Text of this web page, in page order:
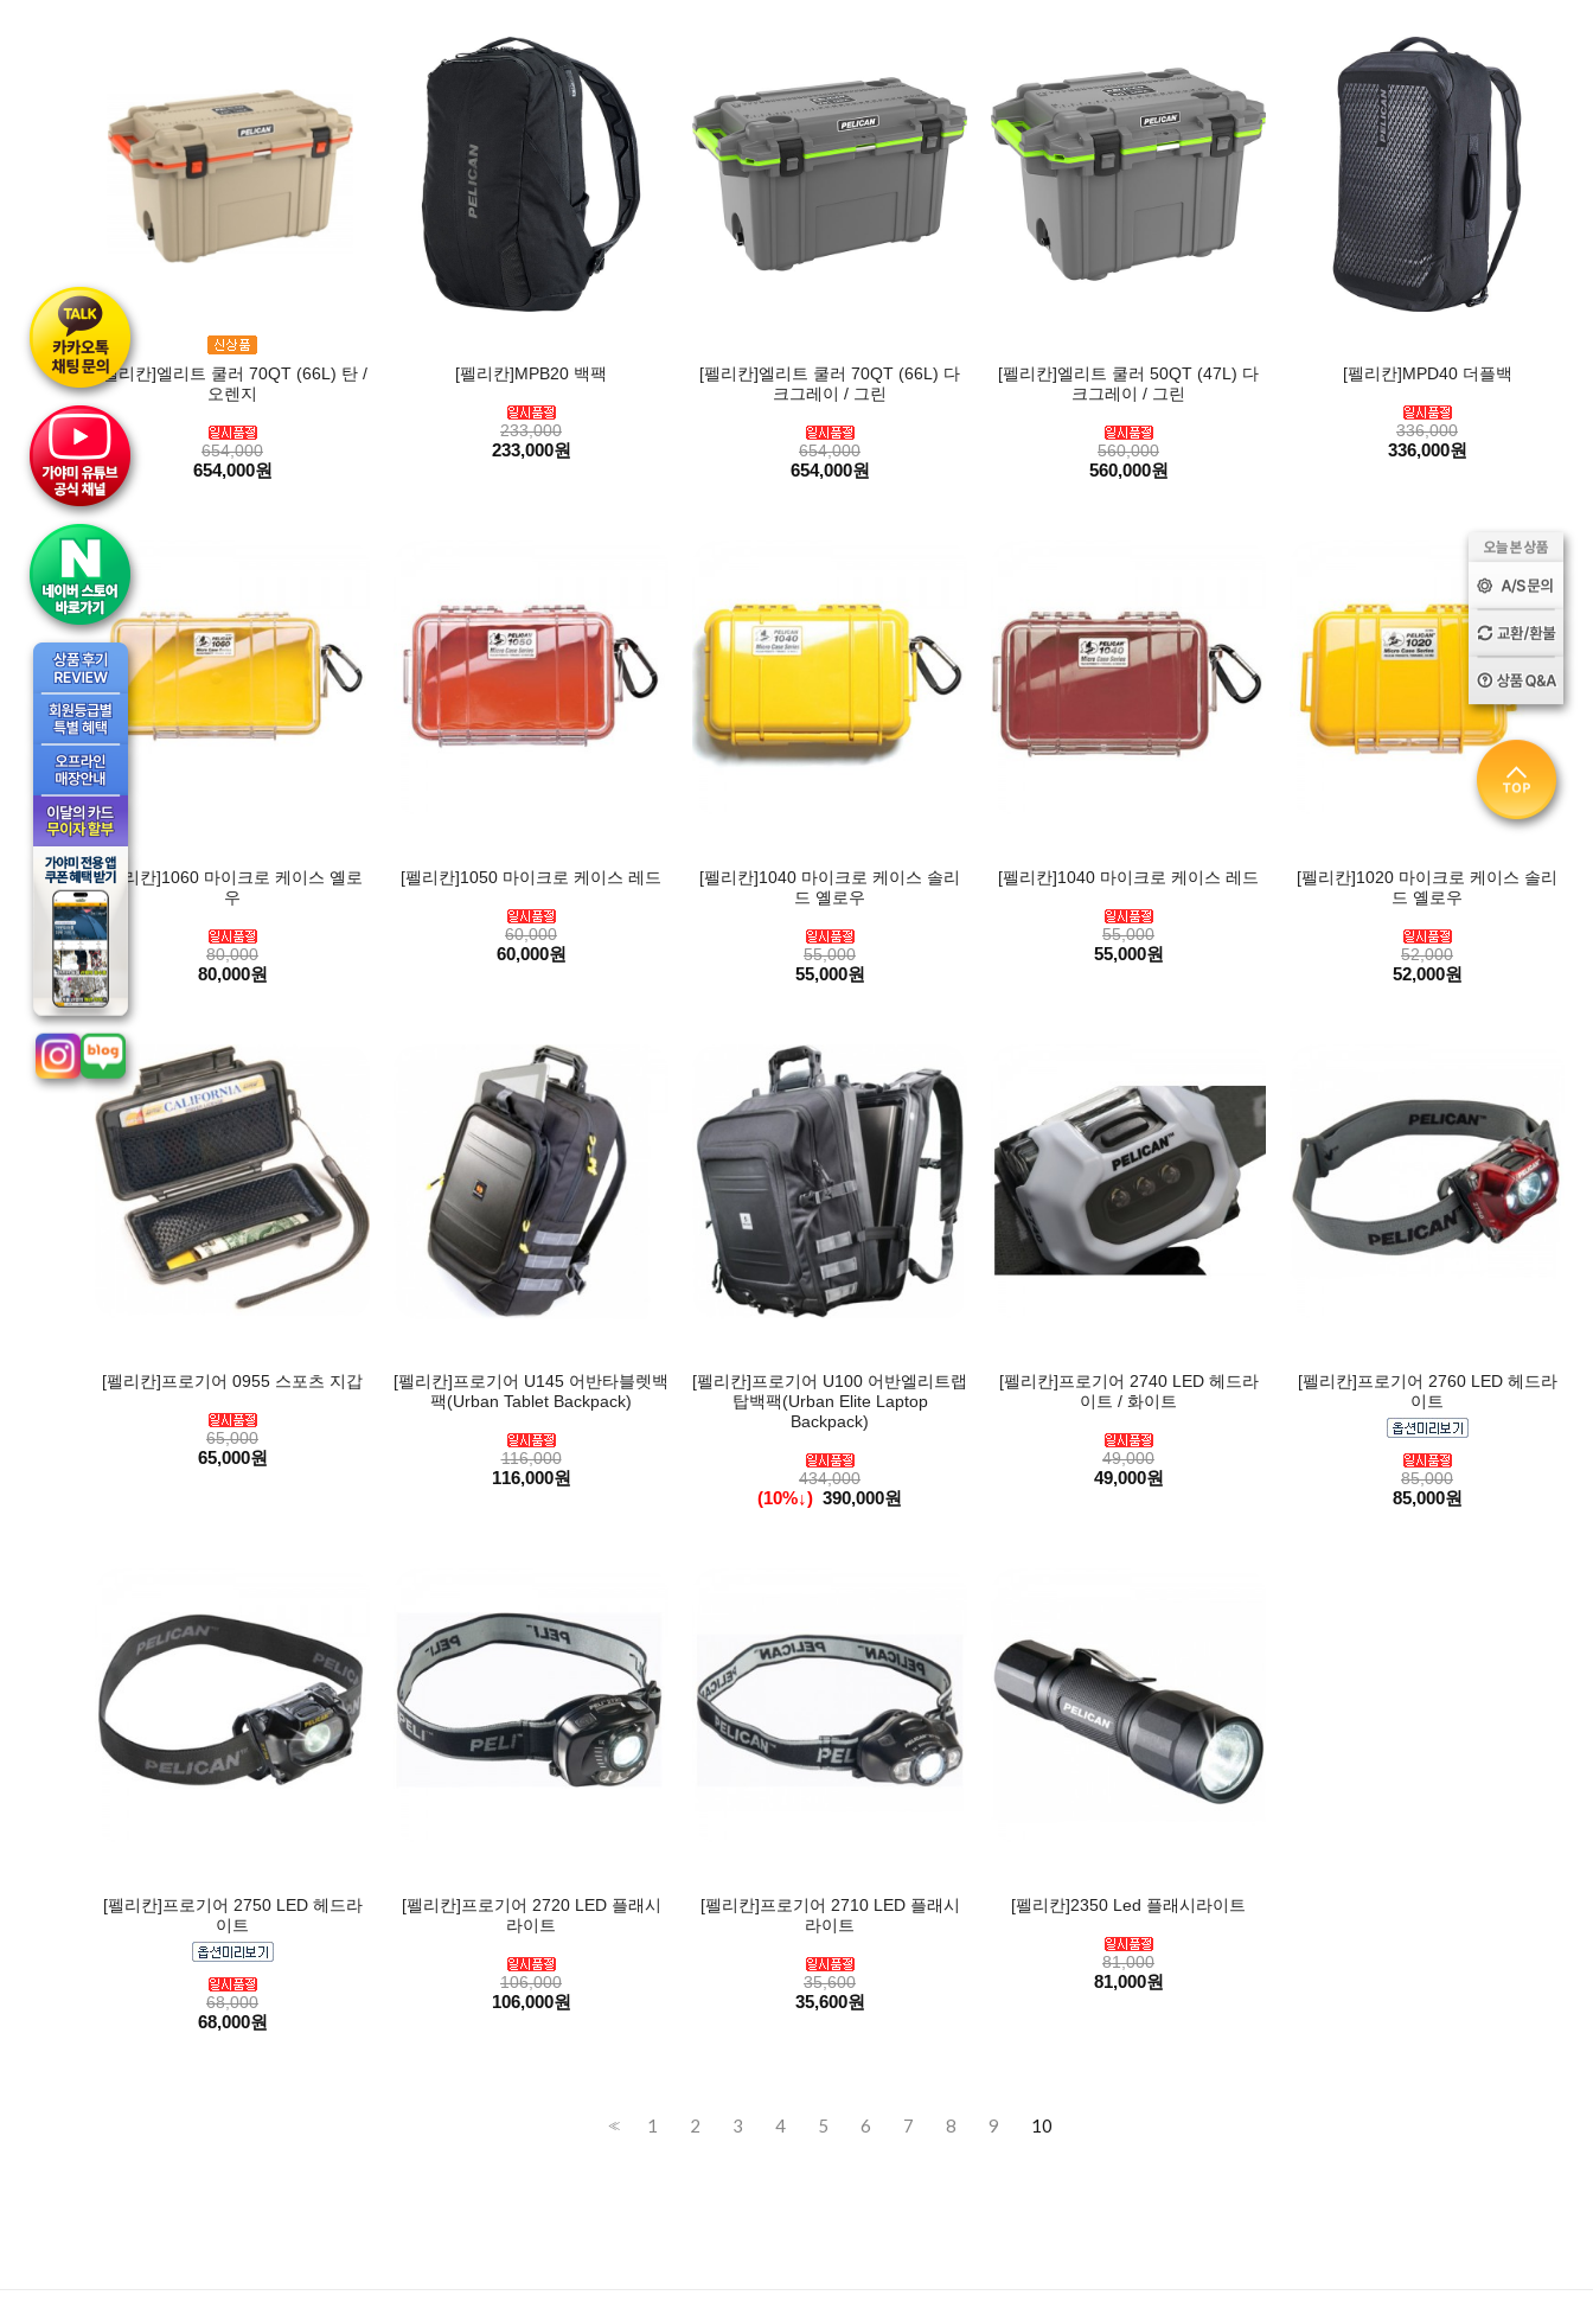
[펠리칸]엘리트 쿨러 70QT (66L) 탄 /
오렌지
654,000
654,000원
[펠리칸]MPB20 백팩
233,000
233,000원
[펠리칸]엘리트 쿨러 70QT (66L) 다
크그레이 / 그린
654,000
654,000원
[펠리칸]엘리트 쿨러 50QT (47L) 다
크그레이 / 그린
560,000
560,000원
[펠리칸]MPD40 더플백
336,000
336,000원
[펠리칸]1060 마이크로 케이스 옐로
우
80,000
80,000원
[펠리칸]1050 마이크로 케이스 레드
60,000
60,000원
[펠리칸]1040 마이크로 케이스 솔리
드 옐로우
55,000
55,000원
[펠리칸]1040 마이크로 케이스 레드
55,000
55,000원
[펠리칸]1020 마이크로 케이스 솔리
드 옐로우
52,000
52,000원
[펠리칸]프로기어 0955 스포츠 지갑
65,000
65,000원
[펠리칸]프로기어 U145 어반타블렛백
팩(Urban Tablet Backpack)
116,000
116,000원
[펠리칸]프로기어 U100 어반엘리트랩
탑백팩(Urban Elite Laptop
Backpack)
434,000
(10%↓) 390,000원
[펠리칸]프로기어 2740 LED 헤드라
이트 / 화이트
49,000
49,000원
[펠리칸]프로기어 2760 LED 헤드라
이트
85,000
85,000원
[펠리칸]프로기어 2750 LED 헤드라
이트
68,000
68,000원
[펠리칸]프로기어 2720 LED 플래시
라이트
106,000
106,000원
[펠리칸]프로기어 2710 LED 플래시
라이트
35,600
35,600원
[펠리칸]2350 Led 플래시라이트
81,000
81,000원
<< 1 2 3 4 5 6 7 8 9 10